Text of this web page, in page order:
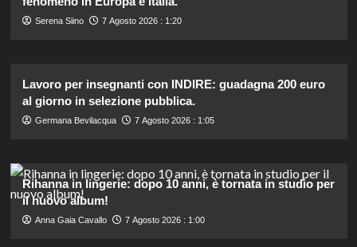
Serena Siino 7 Agosto 2026 : 1:20
Lavoro per insegnanti con INDIRE: guadagna 200 euro
al giorno in selezione pubblica.
Germana Bevilacqua 7 Agosto 2026 : 1:05
Rihanna in lingerie: dopo 10 anni, è tornata in studio per
il nuovo album!
Anna Gaia Cavallo 7 Agosto 2026 : 1:00